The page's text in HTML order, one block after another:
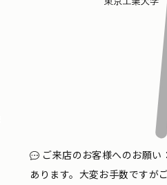
ご来店のお客様へのお願
あります。大変お手数ですが